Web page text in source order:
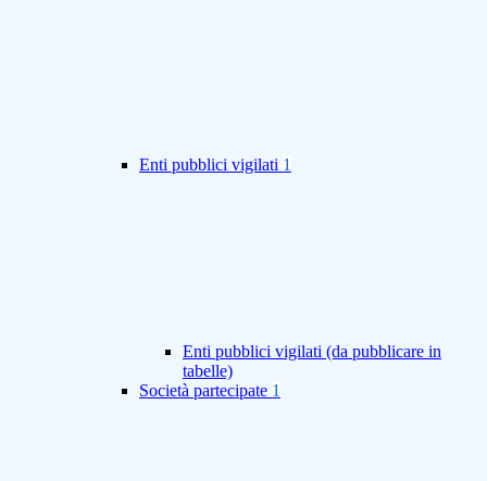
Enti pubblici vigilati 1
Enti pubblici vigilati (da pubblicare in
tabelle)
Società partecipate 1